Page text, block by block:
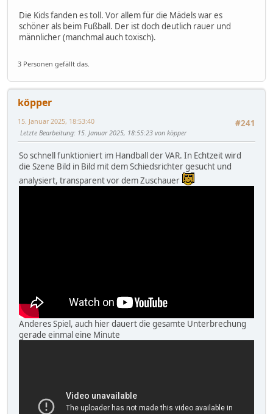
Die Kids fanden es toll. Vor allem für die Mädels war es
schöner als beim Fußball. Der ist doch deutlich rauer und
männlicher (manchmal auch toxisch).
3 Personen gefällt das.
köpper
#241
15. Januar 2025, 18:53:40
Letzte Bearbeitung: 15. Januar 2025, 18:55:23 von köpper
So schnell funktioniert im Handball der VAR. In Echtzeit wird
die Szene Bild in Bild mit dem Schiedsrichter gesucht und
analysiert, transparent vor dem Zuschauer
Anderes Spiel, auch hier dauert die gesamte Unterbrechung
gerade einmal eine Minute